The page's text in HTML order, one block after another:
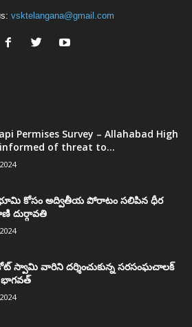
vsktelangana@gmail.com
Permises Survey – Allahabad High
of threat to...
కోసం అద్వితీయ పోరాటం సలిపిన ధీర
దుర్గావతి
స్వామి వారిని దర్శించుకున్న సరసంఘచాలక్